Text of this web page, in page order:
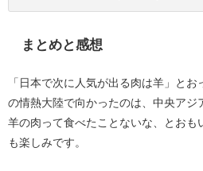
まとめと感想
「日本で次に人気が出る肉は羊」と
の情熱大陸で向かったのは、中央アジ
羊の肉って食べたことないな、とおも
も楽しみです。